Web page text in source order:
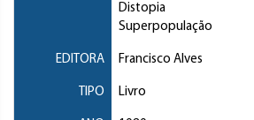
Distopia
Superpopulação
EDITORA Francisco Alves
TIPO Livro